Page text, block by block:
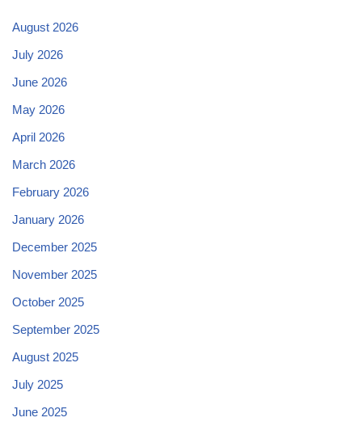
August 2026
July 2026
June 2026
May 2026
April 2026
March 2026
February 2026
January 2026
December 2025
November 2025
October 2025
September 2025
August 2025
July 2025
June 2025